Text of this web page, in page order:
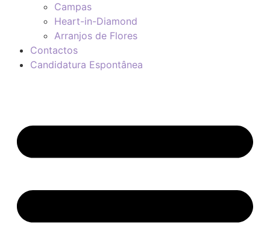
Campas
Heart-in-Diamond
Arranjos de Flores
Contactos
Candidatura Espontânea